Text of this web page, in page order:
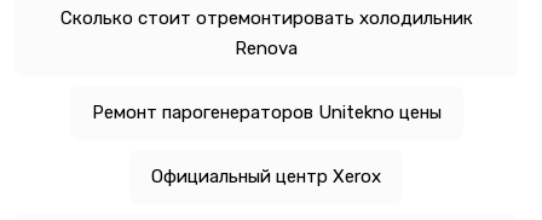
Сколько стоит отремонтировать холодильник
Renova
Ремонт парогенераторов Unitekno цены
Официальный центр Xerox